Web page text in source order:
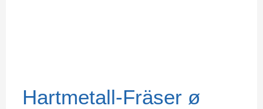
Hartmetall-Fräser ø